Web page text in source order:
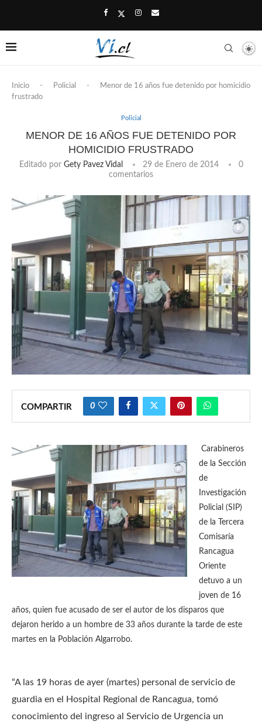
Inicio - Policial -
Menor de 16 años fue detenido por homicidio
frustrado
Policial
MENOR DE 16 AÑOS FUE DETENIDO POR
HOMICIDIO FRUSTRADO
Editado por Gety Pavez Vidal 29 de Enero de 2014
0
comentarios
COMPARTIR 0
Carabineros
de la Sección
de
Investigación
Policial (SIP)
de la Tercera
Comisaría
Rancagua
Oriente
detuvo a un
joven de 16
años, quien fue acusado de ser el autor de los disparos que
dejaron herido a un hombre de 33 años durante la tarde de este
martes en la Población Algarrobo.
“A las 19 horas de ayer (martes) personal de servicio de
guardia en el Hospital Regional de Rancagua, tomó
conocimiento del ingreso al Servicio de Urgencia un